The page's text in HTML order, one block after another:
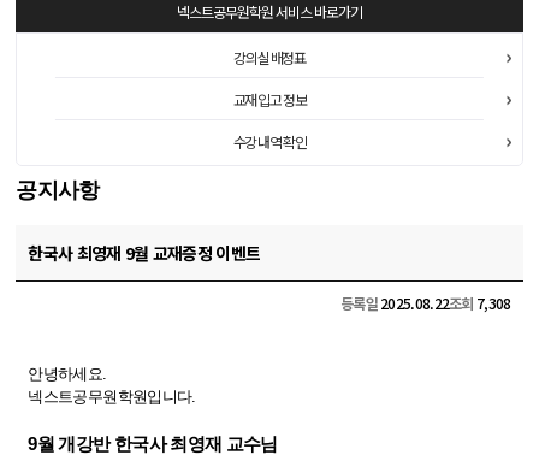
넥스트공무원학원서비스 바로가기
강의실 배정표
교재 입고 정보
수강 내역 확인
공지사항
한국사 최영재 9월 교재증정 이벤트
등록일2025.08.22조회 7,308
안녕하세요.
넥스트공무원학원입니다.
9월 개강반 한국사 최영재 교수님